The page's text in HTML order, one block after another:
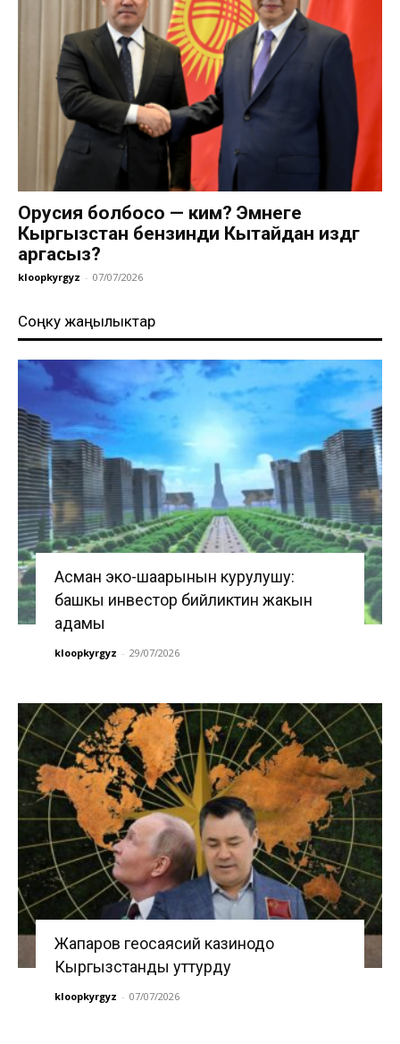
Орусия болбосо — ким? Эмнеге
Кыргызстан бензинди Кытайдан издөөгө
аргасыз?
kloopkyrgyz - 07/07/2026
Соңку жаңылыктар
Асман эко-шаарынын курулушу:
башкы инвестор бийликтин жакын
адамы
kloopkyrgyz - 29/07/2026
Жапаров геосаясий казинодо
Кыргызстанды уттурду
kloopkyrgyz - 07/07/2026